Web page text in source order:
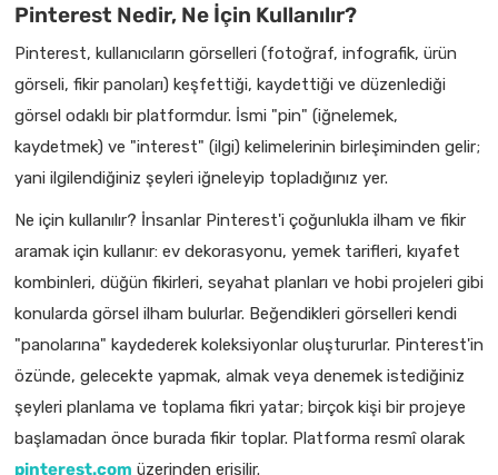
Pinterest Nedir, Ne İçin Kullanılır?
Pinterest, kullanıcıların görselleri (fotoğraf, infografik, ürün
görseli, fikir panoları) keşfettiği, kaydettiği ve düzenlediği
görsel odaklı bir platformdur. İsmi "pin" (iğnelemek,
kaydetmek) ve "interest" (ilgi) kelimelerinin birleşiminden gelir;
yani ilgilendiğiniz şeyleri iğneleyip topladığınız yer.
Ne için kullanılır? İnsanlar Pinterest'i çoğunlukla ilham ve fikir
aramak için kullanır: ev dekorasyonu, yemek tarifleri, kıyafet
kombinleri, düğün fikirleri, seyahat planları ve hobi projeleri gibi
konularda görsel ilham bulurlar. Beğendikleri görselleri kendi
"panolarına" kaydederek koleksiyonlar oluştururlar. Pinterest'in
özünde, gelecekte yapmak, almak veya denemek istediğiniz
şeyleri planlama ve toplama fikri yatar; birçok kişi bir projeye
başlamadan önce burada fikir toplar. Platforma resmî olarak
pinterest.com üzerinden erişilir.